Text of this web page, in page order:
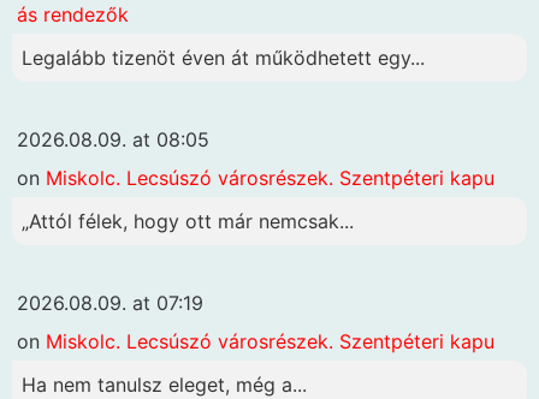
ás rendezők
Legalább tizenöt éven át működhetett egy...
2026.08.09. at 08:05
on Miskolc. Lecsúszó városrészek. Szentpéteri kapu
„Attól félek, hogy ott már nemcsak...
2026.08.09. at 07:19
on Miskolc. Lecsúszó városrészek. Szentpéteri kapu
Ha nem tanulsz eleget, még a...